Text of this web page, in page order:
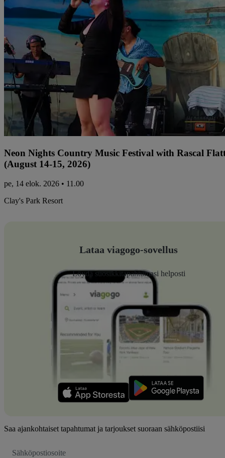
Neon Nights Country Music Festival with Rascal
(August 14-15, 2026)
pe, 14 elok. 2026 • 11.00
Clay's Park Resort
Lataa viagogo-sovellus
Löydä suosikkitapahtumasi helposti
Saa ajankohtaiset tapahtumat ja tarjoukset suoraan sähköpostiisi